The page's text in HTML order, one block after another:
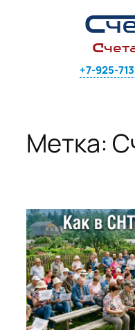
С
С
+7-925-
Метка: